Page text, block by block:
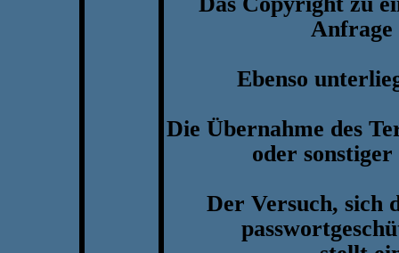
Anfrage
Ebenso
Die Übernahme des
oder
Der Versuch, sich